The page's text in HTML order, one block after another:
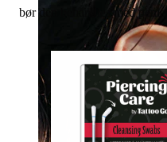
bør den behandles med